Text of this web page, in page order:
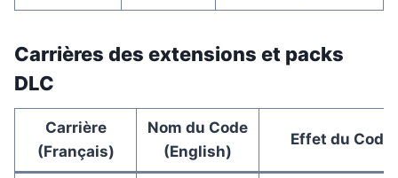
Carrières des extensions et packs
DLC
Carrière
(Français)
Nom du Code
(English)
Effet du Code